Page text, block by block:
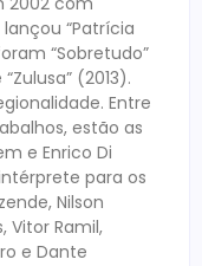
lançou “Patrícia
“Sobretudo”
(2013).
Entre
estão as
e Enrico Di
para os
Nilson
Vitor Ramil,
e Dante